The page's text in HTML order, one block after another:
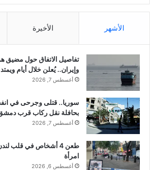
تمديد المفاوضات اللبنانية
الإسرائيلية ليوم إضافي
في "الشرق الأوسط"
ق
ح
ة
م
و
ط
الأشهر الأخيرة
تفاصيل الاتفاق حول مضيق
وإيران.. يُعلن خلال أيام
أغسطس 7, 2026
سوريا.. قتلى وجرحى في
بحافلة نقل ركاب قرب
أغسطس 7, 2026
طعن 4 أشخاص في قلب
امرأة
أغسطس 6, 2026